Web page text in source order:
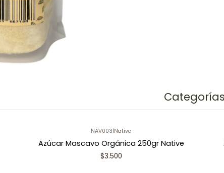
Categorías
NAV003|Native
Azúcar Mascavo Orgánica 250gr Native
$3.500